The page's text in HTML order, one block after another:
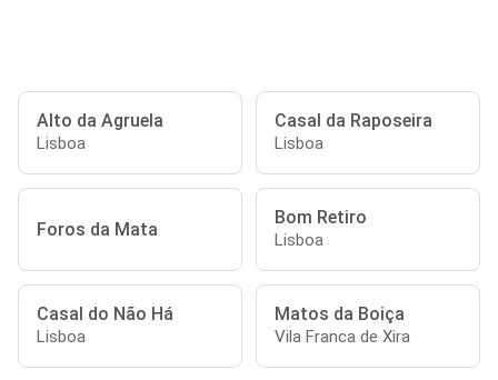
Alto da Agruela
Lisboa
Casal da Raposeira
Lisboa
Foros da Mata
Bom Retiro
Lisboa
Casal do Não Há
Lisboa
Matos da Boiça
Vila Franca de Xira